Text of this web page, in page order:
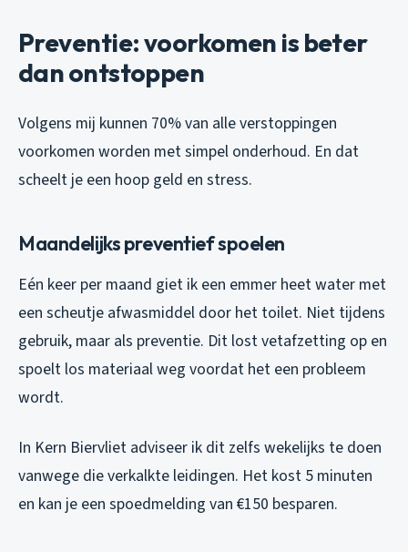
Preventie: voorkomen is beter
dan ontstoppen
Volgens mij kunnen 70% van alle verstoppingen
voorkomen worden met simpel onderhoud. En dat
scheelt je een hoop geld en stress.
Maandelijks preventief spoelen
Eén keer per maand giet ik een emmer heet water met
een scheutje afwasmiddel door het toilet. Niet tijdens
gebruik, maar als preventie. Dit lost vetafzetting op en
spoelt los materiaal weg voordat het een probleem
wordt.
In Kern Biervliet adviseer ik dit zelfs wekelijks te doen
vanwege die verkalkte leidingen. Het kost 5 minuten
en kan je een spoedmelding van €150 besparen.